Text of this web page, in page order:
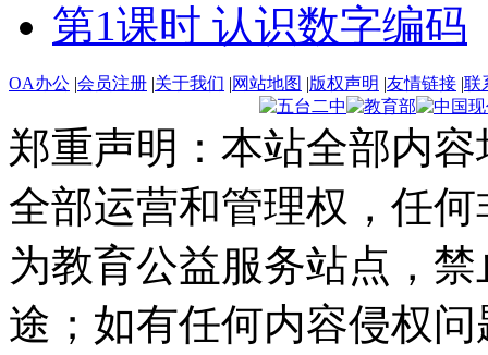
第1课时 认识数字编码
OA办公 |会员注册 |关于我们 |网站地图 |版权声明 |友情链接 |联
郑重声明：本站全部内
全部运营和管理权，任
为教育公益服务站点，
途；如有任何内容侵权